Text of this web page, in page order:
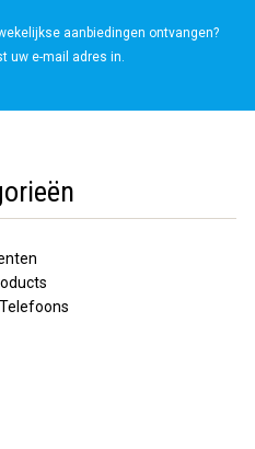
aanbiedingen ontvangen?
uw e-mail adres in.